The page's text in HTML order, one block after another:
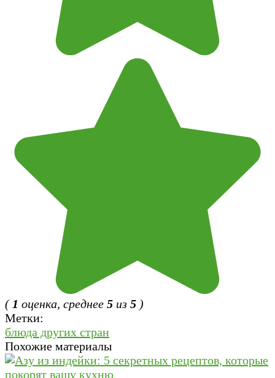
( 1 оценка, среднее 5 из 5 )
Метки:
блюда других стран
Похожие материалы